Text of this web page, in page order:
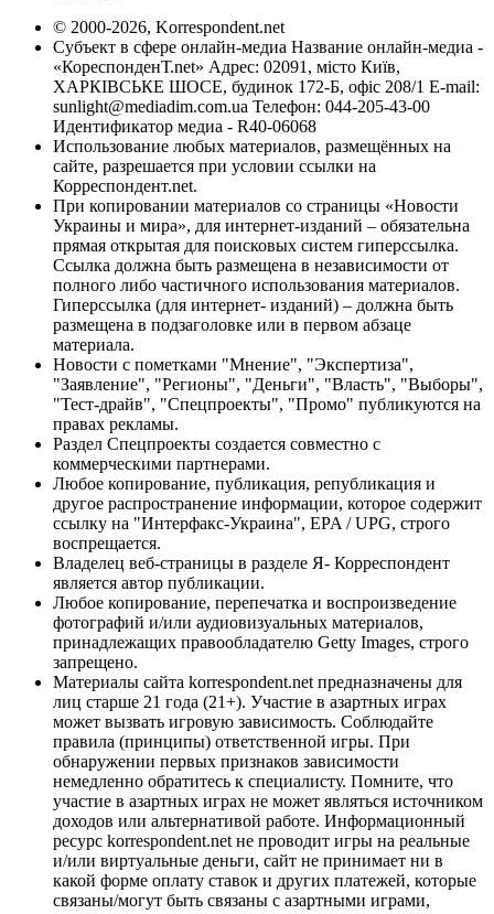
© 2000-2026, Korrespondent.net
Субъект в сфере онлайн-медиа Название онлайн-медиа -
«КореспонденТ.net» Адрес: 02091, місто Київ,
ХАРКІВСЬКЕ ШОСЕ, будинок 172-Б, офіс 208/1 E-mail:
sunlight@mediadim.com.ua Телефон: 044-205-43-00
Идентификатор медиа - R40-06068
Использование любых материалов, размещённых на
сайте, разрешается при условии ссылки на
Корреспондент.net.
При копировании материалов со страницы «Новости
Украины и мира», для интернет-изданий – обязательна
прямая открытая для поисковых систем гиперссылка.
Ссылка должна быть размещена в независимости от
полного либо частичного использования материалов.
Гиперссылка (для интернет- изданий) – должна быть
размещена в подзаголовке или в первом абзаце
материала.
Новости с пометками "Мнение", "Экспертиза",
"Заявление", "Регионы", "Деньги", "Власть", "Выборы",
"Тест-драйв", "Спецпроекты", "Промо" публикуются на
правах рекламы.
Раздел Спецпроекты создается совместно с
коммерческими партнерами.
Любое копирование, публикация, републикация и
другое распространение информации, которое содержит
ссылку на "Интерфакс-Украина", EPA / UPG, строго
воспрещается.
Владелец веб-страницы в разделе Я- Корреспондент
является автор публикации.
Любое копирование, перепечатка и воспроизведение
фотографий и/или аудиовизуальных материалов,
принадлежащих правообладателю Getty Images, строго
запрещено.
Материалы сайта korrespondent.net предназначены для
лиц старше 21 года (21+). Участие в азартных играх
может вызвать игровую зависимость. Соблюдайте
правила (принципы) ответственной игры. При
обнаружении первых признаков зависимости
немедленно обратитесь к специалисту. Помните, что
участие в азартных играх не может являться источником
доходов или альтернативой работе. Информационный
ресурс korrespondent.net не проводит игры на реальные
и/или виртуальные деньги, сайт не принимает ни в
какой форме оплату ставок и других платежей, которые
связаны/могут быть связаны с азартными играми,